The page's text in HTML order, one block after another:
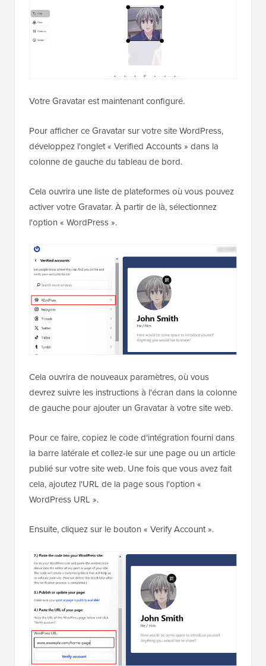
Votre Gravatar est maintenant configuré.
Pour afficher ce Gravatar sur votre site WordPress,
développez l'onglet « Verified Accounts » dans la
colonne de gauche du tableau de bord.
Cela ouvrira une liste de plateformes où vous pouvez
activer votre Gravatar. À partir de là, sélectionnez
l'option « WordPress ».
Cela ouvrira de nouveaux paramètres, où vous
devrez suivre les instructions à l'écran dans la colonne
de gauche pour ajouter un Gravatar à votre site web.
Pour ce faire, copiez le code d'intégration fourni dans
la barre latérale et collez-le sur une page ou un article
publié sur votre site web. Une fois que vous avez fait
cela, ajoutez l'URL de la page sous l'option «
WordPress URL ».
Ensuite, cliquez sur le bouton « Verify Account ».